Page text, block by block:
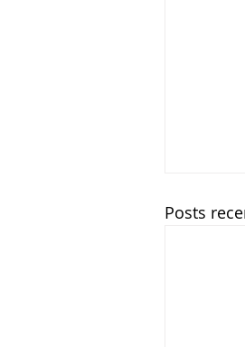
Posts